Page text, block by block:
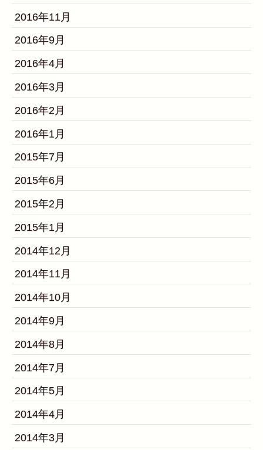
2016年11月
2016年9月
2016年4月
2016年3月
2016年2月
2016年1月
2015年7月
2015年6月
2015年2月
2015年1月
2014年12月
2014年11月
2014年10月
2014年9月
2014年8月
2014年7月
2014年5月
2014年4月
2014年3月